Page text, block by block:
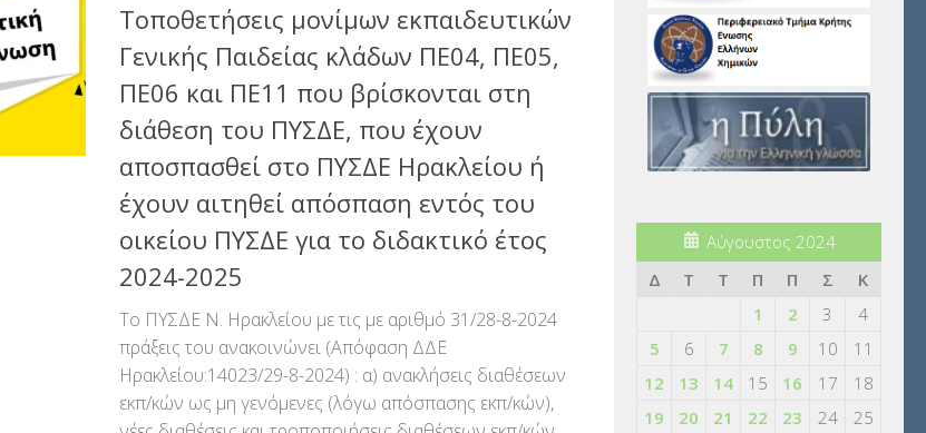
Τοποθετήσεις μονίμων εκπαιδευτικών
Γενικής Παιδείας κλάδων ΠΕ04, ΠΕ05,
ΠΕ06 και ΠΕ11 που βρίσκονται στη
διάθεση του ΠΥΣΔΕ, που έχουν
αποσπασθεί στο ΠΥΣΔΕ Ηρακλείου ή
έχουν αιτηθεί απόσπαση εντός του
οικείου ΠΥΣΔΕ για το διδακτικό έτος
2024-2025
Το ΠΥΣΔΕ Ν. Ηρακλείου με τις με αριθμό 31/28-8-2024
πράξεις του ανακοινώνει (Απόφαση ΔΔΕ
Ηρακλείου:14023/29-8-2024) : α) ανακλήσεις διαθέσεων
εκπ/κών ως μη γενόμενες (λόγω απόσπασης εκπ/κών),
Αύγουστος 2024
Δ
Τ Τ Π Π Σ
Κ
1
2 3
4
5
6 7 8 9 10
11
12
13 14 15 16 17
18
19
20 21 22 23 24 25